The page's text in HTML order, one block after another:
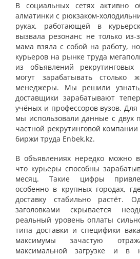
В социальных сетях активно
алматинки с рюкзаком-
руках, работающей в
вызвала резонанс не только
мама взяла с собой на работу,
курьеров на рынке труда
из объявлений
могут зарабатывать столько
менеджеры. Мы решили
доставщики зарабатывают
учёных и профессоров вузов.
мы использовали данные с двух
частной рекрутинговой
биржи труда Enbek.kz.
В объявлениях нередко можно
что курьеры способны
месяц. Такие цифры
особенно в крупных городах,
доставку стабильно растёт.
заголовками скрывается
реальный уровень оплаты
типа доставки и специфики
максимумы зачастую
максимальной загрузке и в